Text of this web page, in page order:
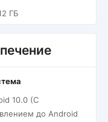
ГБ
10.0 (С
до Android